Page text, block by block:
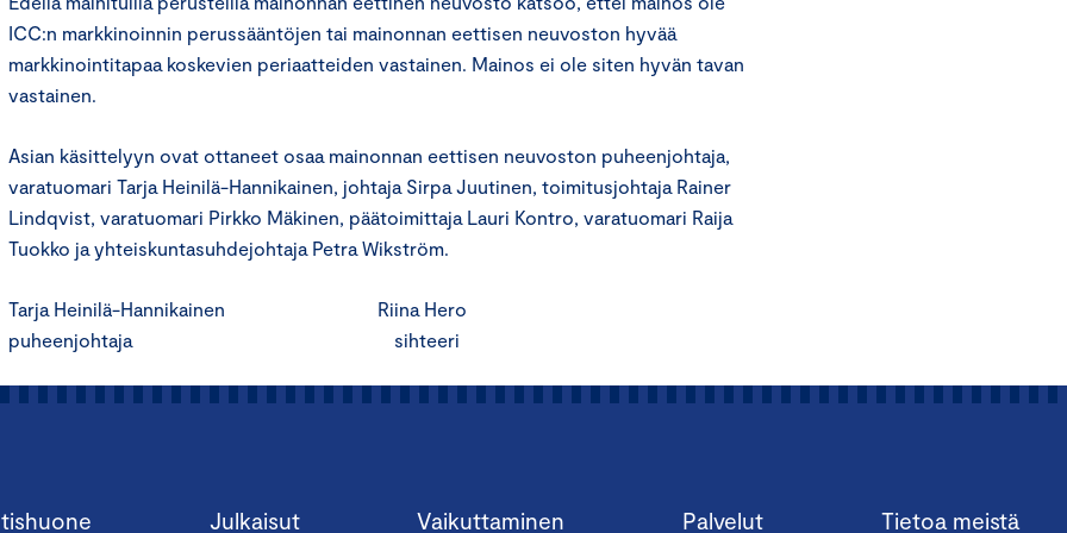
ICC:n markkinoinnin perussääntöjen tai mainonnan eettisen neuvoston hyvää
markkinointitapaa koskevien periaatteiden vastainen. Mainos ei ole siten hyvän tavan
vastainen.
Asian käsittelyyn ovat ottaneet osaa mainonnan eettisen neuvoston puheenjohtaja,
varatuomari Tarja Heinilä-Hannikainen, johtaja Sirpa Juutinen, toimitusjohtaja Rainer
Lindqvist, varatuomari Pirkko Mäkinen, päätoimittaja Lauri Kontro, varatuomari Raija
Tuokko ja yhteiskuntasuhdejohtaja Petra Wikström.
Tarja Heinilä-Hannikainen Riina Hero
puheenjohtaja sihteeri
Julkaisut Vaikuttaminen Palvelut Tietoa meistä